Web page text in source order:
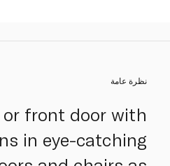
نظرة عامة
front door with
in eye-catching